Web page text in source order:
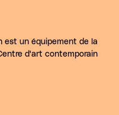
est un équipement de la
d'art contemporain